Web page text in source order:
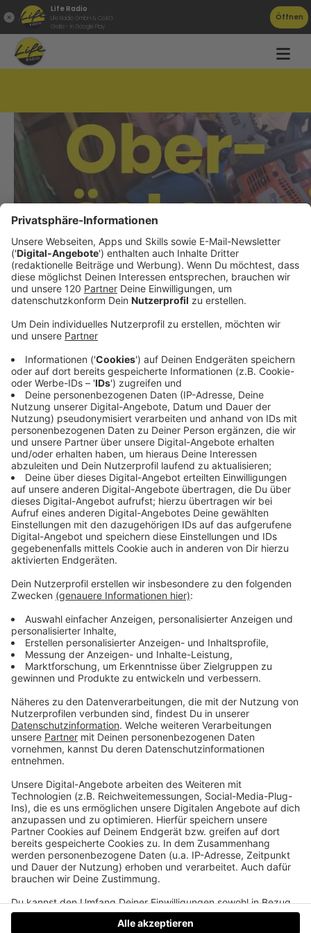
Life Radio
Life Radio GmbH & Co.KG
Gratis - in Google Play
Öffnen
Sie nennen ihn den "Wasserläufer"
Fritz Kieninger aus Laakirchen läuft für Brunnen in
Kambodscha. Um Spenden zu sammeln ist der 58-
jährige zwei Mal quer durch Kambodscha gelaufen.
Wie erschütternd es für ihn war, Menschen aus
dreckigen Wasserpfützen trinken zu sehen. Und wie
berührend, wenn Dorfälteste bei der Eröffnung
eines neuen Brunnens vor Freude weinend auf die
Knie fallen, erzählt Fritz Kieninger im Life Radio
Podcast.
DatenschutzImpressumAGBsJobsKontaktWerben